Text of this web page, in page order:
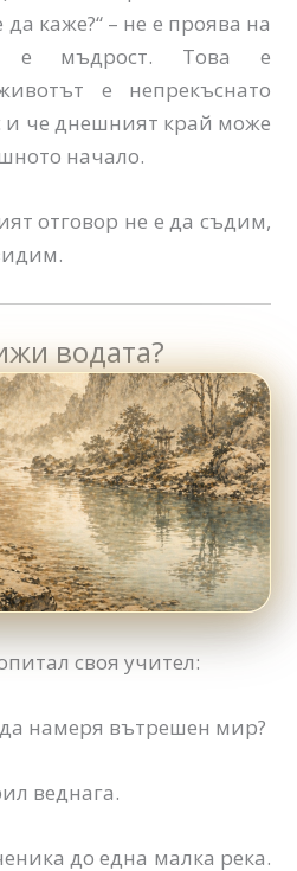
каже?“ – не е проява на
е мъдрост. Това е
е непрекъснато
и че днешният край може
начало.
отговор не е да съдим,
водата?
своя учител:
намеря вътрешен мир?
веднага.
до една малка река.